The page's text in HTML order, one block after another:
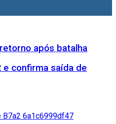
após batalha
e confirma saída de